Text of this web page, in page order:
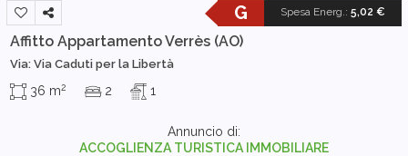
Spesa Energ.: 5,02 €
G
Affitto AppartamentoVerrès (AO)
Via: Via Caduti per la Libertà
36 m2 2 1
Annuncio di:
ACCOGLIENZA TURISTICA IMMOBILIARE